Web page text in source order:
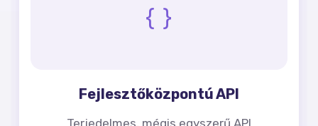
Fejlesztőközpontú API
Terjedelmes, mégis egyszerű API